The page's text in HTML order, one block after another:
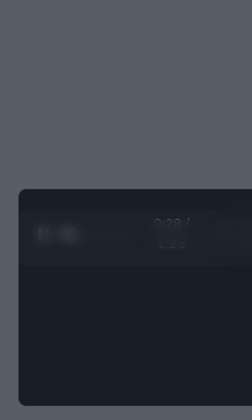
0:29 /